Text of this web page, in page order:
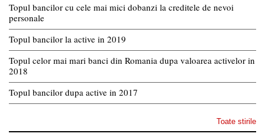
Topul bancilor cu cele mai mici dobanzi la creditele de nevoi
personale
Topul bancilor la active in 2019
Topul celor mai mari banci din Romania dupa valoarea activelor in
2018
Topul bancilor dupa active in 2017
Toate stirile